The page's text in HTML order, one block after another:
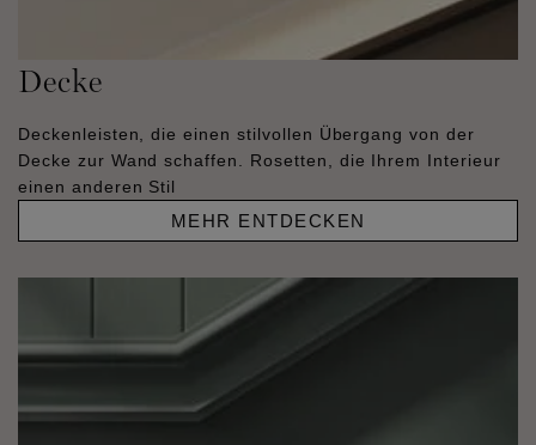
Decke
Deckenleisten, die einen stilvollen Übergang von der
Decke zur Wand schaffen. Rosetten, die Ihrem Interieur
einen anderen Stil
MEHR ENTDECKEN